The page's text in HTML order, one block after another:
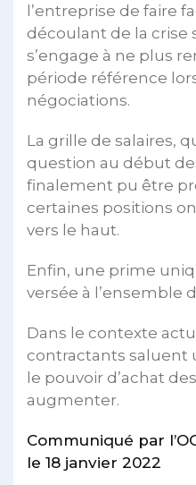
l’entreprise de faire
découlant de la crise
s’engage à ne plus
période référence
négociations.
La grille de salaires,
question au début
finalement pu être
certaines positions
vers le haut.
Enfin, une prime
versée à l’ensemble
Dans le contexte
contractants saluent
le pouvoir d’achat
augmenter.
Communiqué par
le 18 janvier 2022